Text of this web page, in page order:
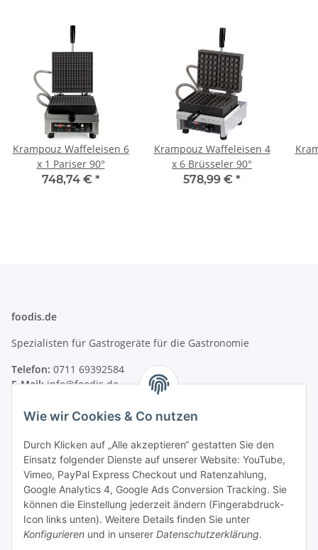
Wie wir Cookies & Co nutzen
Durch Klicken auf „Alle akzeptieren“ gestatten Sie den
Einsatz folgender Dienste auf unserer Website: YouTube,
Vimeo, PayPal Express Checkout und Ratenzahlung,
Google Analytics 4, Google Ads Conversion Tracking. Sie
können die Einstellung jederzeit ändern (Fingerabdruck-
Icon links unten). Weitere Details finden Sie unter
Konfigurieren und in unserer Datenschutzerklärung.
Krampouz Waffeleisen 6
x 1 Pariser 90°
748,74 € *
Krampouz Waffeleisen 4
x 6 Brüsseler 90°
578,99 € *
foodis.de
Spezialisten für Gastrogeräte für die Gastronomie
Telefon: 0711 69392584
E-Mail:info@foodis.de
Adresse:
Adolf-Murthum-Straße 23
70771 Leinfelden-Echterdingen
Deutschland
Supportzeiten:
Montag–Freitag, 08:00–17:00 Uhr
Informationen